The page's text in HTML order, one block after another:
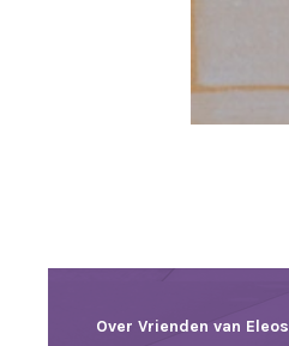
Over Vrienden van Eleos